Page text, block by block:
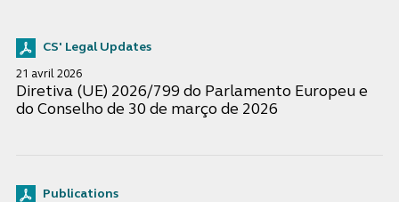
CS' Legal Updates
21 avril 2026
Diretiva (UE) 2026/799 do Parlamento Europeu e
do Conselho de 30 de março de 2026
Publications